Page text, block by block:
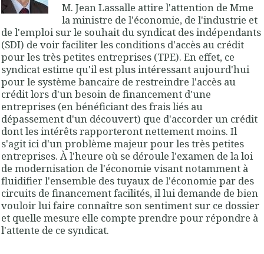
M. Jean Lassalle attire l'attention de Mme
la ministre de l'économie, de l'industrie et
de l'emploi sur le souhait du syndicat des indépendants
(SDI) de voir faciliter les conditions d'accès au crédit
pour les très petites entreprises (TPE). En effet, ce
syndicat estime qu'il est plus intéressant aujourd'hui
pour le système bancaire de restreindre l'accès au
crédit lors d'un besoin de financement d'une
entreprises (en bénéficiant des frais liés au
dépassement d'un découvert) que d'accorder un crédit
dont les intérêts rapporteront nettement moins. Il
s'agit ici d'un problème majeur pour les très petites
entreprises. À l'heure où se déroule l'examen de la loi
de modernisation de l'économie visant notamment à
fluidifier l'ensemble des tuyaux de l'économie par des
circuits de financement facilités, il lui demande de bien
vouloir lui faire connaître son sentiment sur ce dossier
et quelle mesure elle compte prendre pour répondre à
l'attente de ce syndicat.